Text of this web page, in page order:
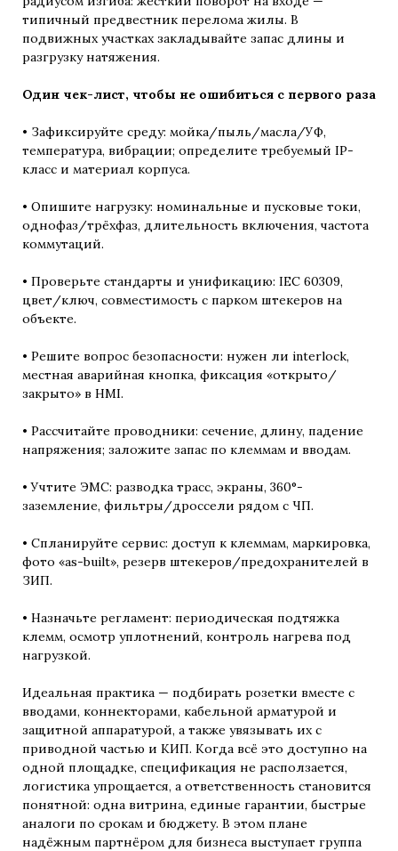
типичный предвестник перелома жилы. В
подвижных участках закладывайте запас длины и
разгрузку натяжения.
Один чек-лист, чтобы не ошибиться с первого раза
• Зафиксируйте среду: мойка/пыль/масла/УФ,
температура, вибрации; определите требуемый IP-
класс и материал корпуса.
• Опишите нагрузку: номинальные и пусковые токи,
однофаз/трёхфаз, длительность включения, частота
коммутаций.
• Проверьте стандарты и унификацию: IEC 60309,
цвет/ключ, совместимость с парком штекеров на
объекте.
• Решите вопрос безопасности: нужен ли interlock,
местная аварийная кнопка, фиксация «открыто/
закрыто» в HMI.
• Рассчитайте проводники: сечение, длину, падение
напряжения; заложите запас по клеммам и вводам.
• Учтите ЭМС: разводка трасс, экраны, 360°-
заземление, фильтры/дроссели рядом с ЧП.
• Спланируйте сервис: доступ к клеммам, маркировка,
фото «as-built», резерв штекеров/предохранителей в
ЗИП.
• Назначьте регламент: периодическая подтяжка
клемм, осмотр уплотнений, контроль нагрева под
нагрузкой.
Идеальная практика — подбирать розетки вместе с
вводами, коннекторами, кабельной арматурой и
защитной аппаратурой, а также увязывать их с
приводной частью и КИП. Когда всё это доступно на
одной площадке, спецификация не расползается,
логистика упрощается, а ответственность становится
понятной: одна витрина, единые гарантии, быстрые
аналоги по срокам и бюджету. В этом плане
надёжным партнёром для бизнеса выступает группа